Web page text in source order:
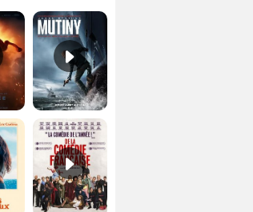
Les Matins merveilleux Bande-annonce VF De la Comédie-Française Teaser VF